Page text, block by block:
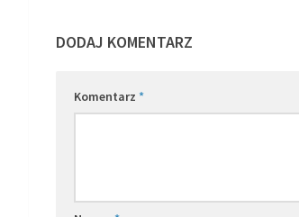
DODAJ KOMENTARZ
Komentarz *